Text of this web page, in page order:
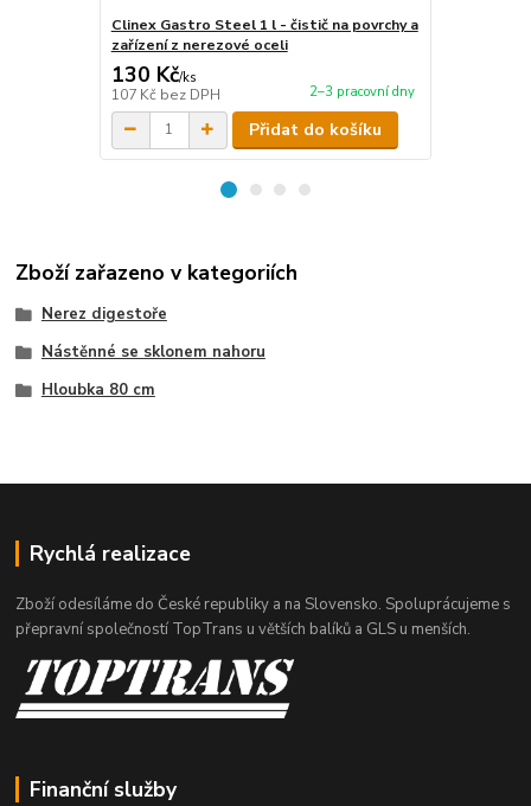
Clinex Gastro Steel 1 l - čistič na povrchy a
zařízení z nerezové oceli
130 Kč/ks
107 Kč bez DPH 2–3 pracovní dny
Přidat do košíku
Zboží zařazeno v kategoriích
Nerez digestoře
Nástěnné se sklonem nahoru
Hloubka 80 cm
Rychlá realizace
Zboží odesíláme do České republiky a na Slovensko. Spoluprácujeme s
přepravní společností TopTrans u větších balíků a GLS u menších.
Finanční služby